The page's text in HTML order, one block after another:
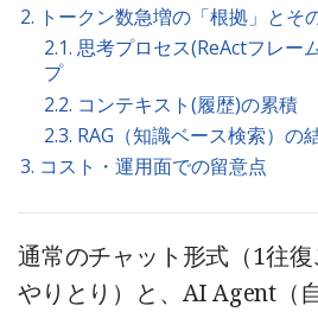
2. トークン数急増の「根拠」とそ
2.1. 思考プロセス(ReActフレー
プ
2.2. コンテキスト(履歴)の累積
2.3. RAG（知識ベース検索）の
3. コスト・運用面での留意点
通常のチャット形式（1往
やりとり）と、AI Agent（